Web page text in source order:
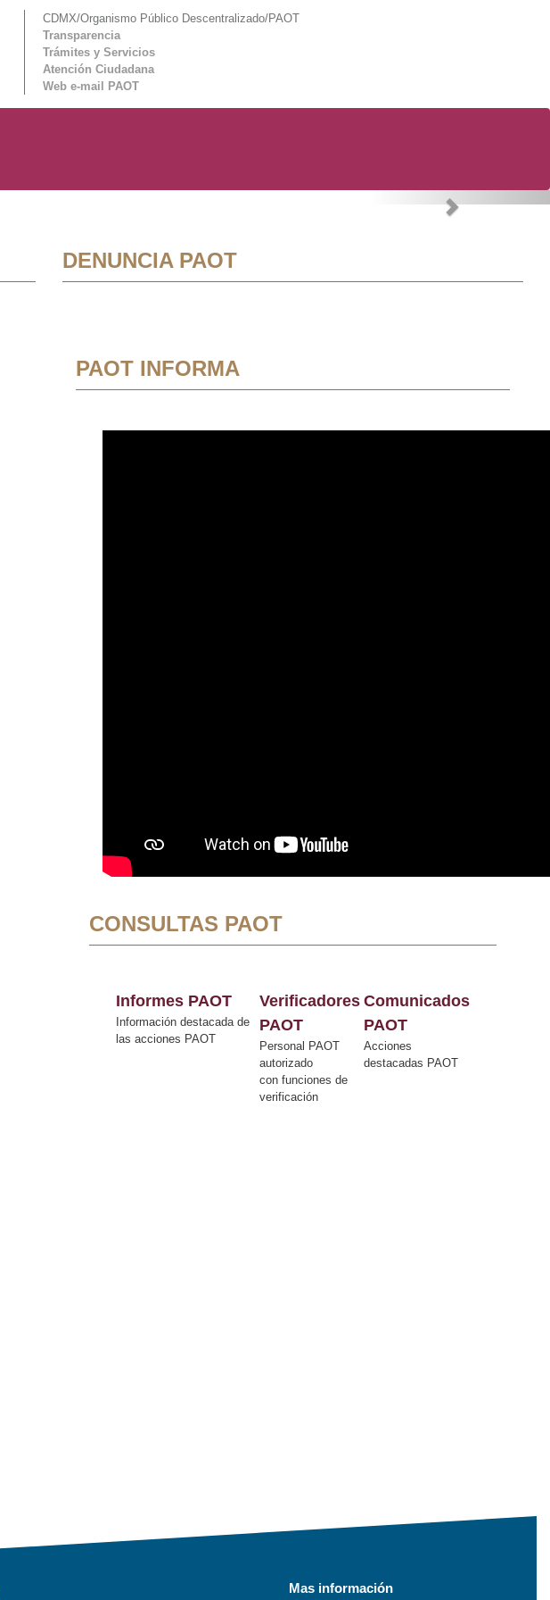
CDMX/Organismo Público Descentralizado/PAOT
Transparencia
Trámites y Servicios
Atención Ciudadana
Web e-mail PAOT
Next
DENUNCIA PAOT
PAOT INFORMA
CONSULTAS PAOT
Informes PAOT
Información destacada de
las acciones PAOT
Verificadores
PAOT
Personal PAOT
autorizado
con funciones de
verificación
Comunicados
PAOT
Acciones
destacadas PAOT
Mas información